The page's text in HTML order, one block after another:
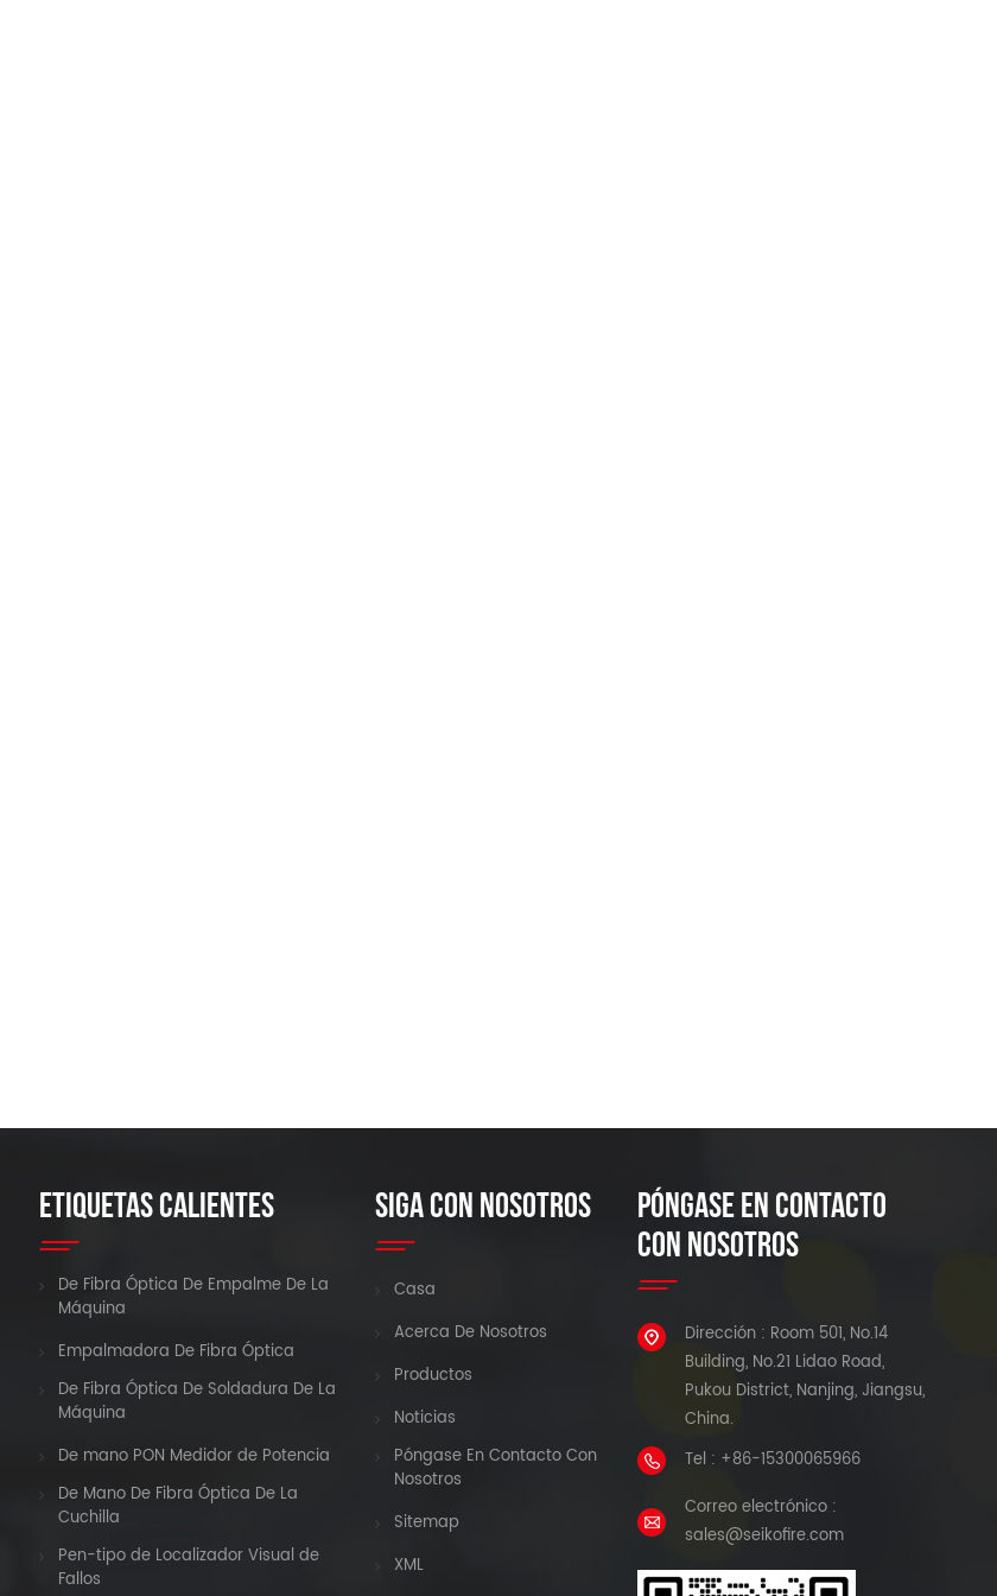
ETIQUETAS CALIENTES
De Fibra Óptica De Empalme De La
Máquina
Empalmadora De Fibra Óptica
De Fibra Óptica De Soldadura De La
Máquina
De mano PON Medidor de Potencia
De Mano De Fibra Óptica De La
Cuchilla
Pen-tipo de Localizador Visual de
Fallos
SIGA CON NOSOTROS
Casa
Acerca De Nosotros
Productos
Noticias
Póngase En Contacto Con
Nosotros
Sitemap
XML
PÓNGASE EN CONTACTO
CON NOSOTROS
Dirección : Room 501, No.14
Building, No.21 Lidao Road,
Pukou District, Nanjing, Jiangsu,
China.
Tel : +86-15300065966
Correo electrónico :
sales@seikofire.com